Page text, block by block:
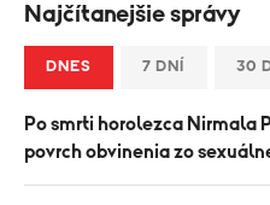
Najčítanejšie správy
DNES 7 DNÍ 30
Po smrti horolezca Nirmala
povrch obvinenia zo